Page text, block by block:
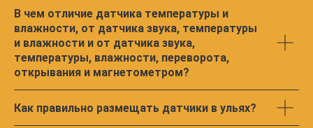
В чем отличие датчика температуры и
влажности, от датчика звука, температуры
и влажности и от датчика звука,
температуры, влажности, переворота,
открывания и магнетометром?
Как правильно размещать датчики в ульях?